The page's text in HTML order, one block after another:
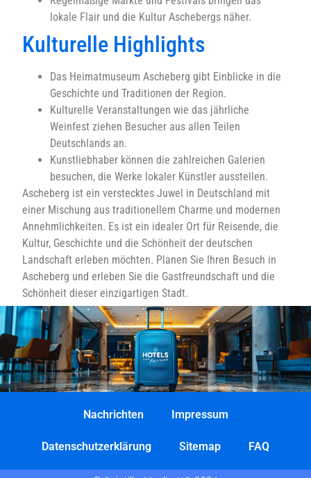
lokale Flair und die Kultur Aschebergs näher.
Kulturelle Highlights
Das Heimatmuseum Ascheberg gibt Einblicke in die
Geschichte und Traditionen der Region.
Kulturelle Veranstaltungen wie das jährliche
Weinfest ziehen Besucher aus allen Teilen
Deutschlands an.
Kunstliebhaber können die zahlreichen Galerien
besuchen, die Werke lokaler Künstler ausstellen.
Ascheberg ist ein verstecktes Juwel in Deutschland mit
einer Mischung aus traditionellem Charme und modernen
Annehmlichkeiten. Es ist ein idealer Ort für Reisende, die
Kultur, Geschichte und die Schönheit der deutschen
Landschaft erleben möchten. Planen Sie Ihren Besuch in
Ascheberg und erleben Sie die Gastfreundschaft und die
Schönheit dieser einzigartigen Stadt.
Nachrichten Impressum
Datenschutzerklärung Sitemap FAQ